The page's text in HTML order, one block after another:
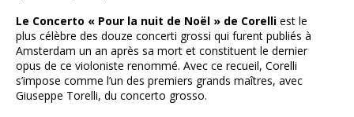
Le Concerto « Pour la nuit de Noël » de Corelli est le
plus célèbre des douze concerti grossi qui furent publiés à
Amsterdam un an après sa mort et constituent le dernier
opus de ce violoniste renommé. Avec ce recueil, Corelli
s’impose comme l’un des premiers grands maîtres, avec
Giuseppe Torelli, du concerto grosso.